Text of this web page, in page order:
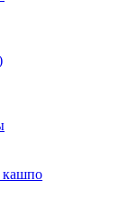
кашпо